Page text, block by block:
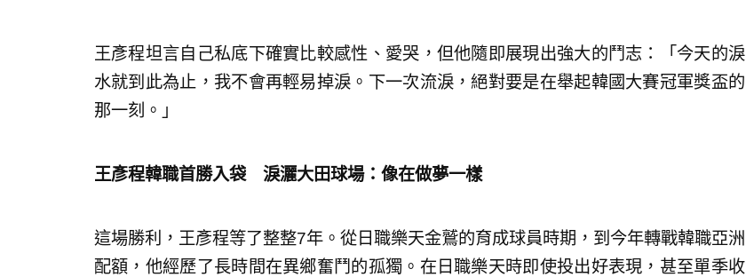
王彥程坦言自己私底下確實比較感性、愛哭，但他隨即展現出強大的鬥志：「今天的淚
水就到此為止，我不會再輕易掉淚。下一次流淚，絕對要是在舉起韓國大賽冠軍獎盃的
那一刻。」
王彥程韓職首勝入袋 淚灑大田球場：像在做夢一樣
這場勝利，王彥程等了整整7年。從日職樂天金鷲的育成球員時期，到今年轉戰韓職亞洲
配額，他經歷了長時間在異鄉奮鬥的孤獨。在日職樂天時即使投出好表現，甚至單季收